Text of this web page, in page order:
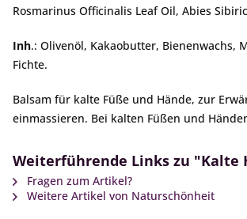
Rosmarinus Officinalis Leaf Oil, Abies
Inh.: Olivenöl, Kakaobutter, Bienenwachs,
Fichte.
Balsam für kalte Füße und Hände, zur
einmassieren. Bei kalten Füßen und
Weiterführende Links zu "Kalte
Fragen zum Artikel?
Weitere Artikel von Naturschönheit